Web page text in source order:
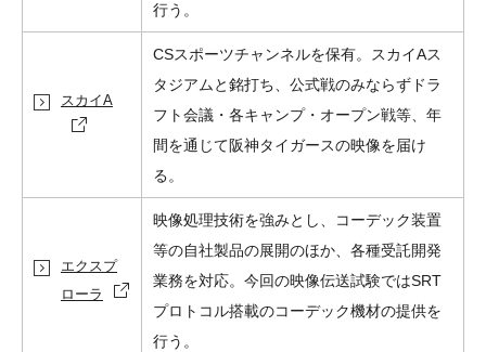
行う。
スカイA
CSスポーツチャンネルを保有。スカイAス
タジアムと銘打ち、公式戦のみならずドラ
フト会議・各キャンプ・オープン戦等、年
間を通じて阪神タイガースの映像を届け
る。
エクスプ
ローラ
映像処理技術を強みとし、コーデック装置
等の自社製品の展開のほか、各種受託開発
業務を対応。今回の映像伝送試験ではSRT
プロトコル搭載のコーデック機材の提供を
行う。